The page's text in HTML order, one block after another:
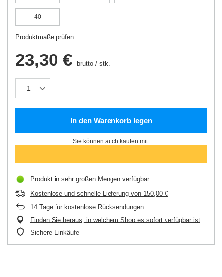
40
Produktmaße prüfen
23,30 € brutto / stk.
In den Warenkorb legen
Sie können auch kaufen mit:
Produkt in sehr großen Mengen verfügbar
Kostenlose und schnelle Lieferung von 150,00 €
14 Tage für kostenlose Rücksendungen
Finden Sie heraus, in welchem Shop es sofort verfügbar ist
Sichere Einkäufe